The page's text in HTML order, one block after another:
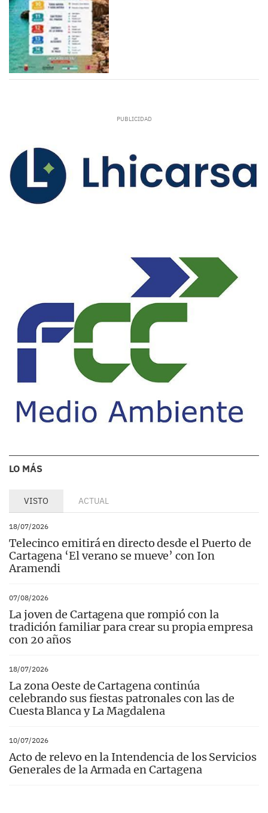
LO MÁS
VISTO ACTUAL
18/07/2026
Telecinco emitirá en directo desde el Puerto de
Cartagena ‘El verano se mueve’ con Ion
Aramendi
07/08/2026
La joven de Cartagena que rompió con la
tradición familiar para crear su propia empresa
con 20 años
18/07/2026
La zona Oeste de Cartagena continúa
celebrando sus fiestas patronales con las de
Cuesta Blanca y La Magdalena
10/07/2026
Acto de relevo en la Intendencia de los Servicios
Generales de la Armada en Cartagena